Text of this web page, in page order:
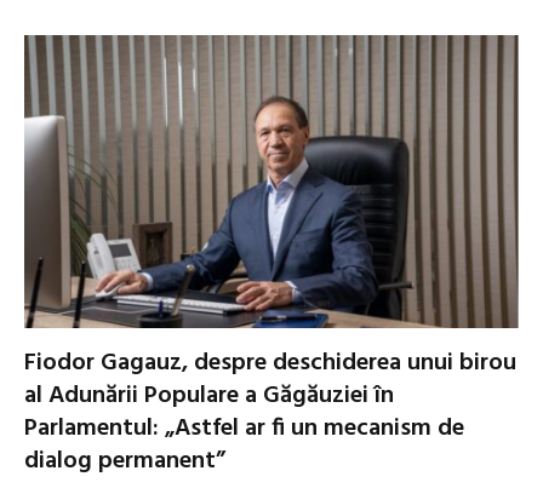
Fiodor Gagauz, despre deschiderea unui birou
al Adunării Populare a Găgăuziei în
Parlamentul: „Astfel ar fi un mecanism de
dialog permanent”